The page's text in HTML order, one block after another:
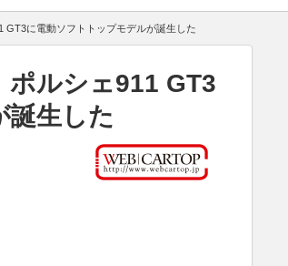
に電動ソフトトップモデルが誕生した
ルシェ911 GT3
誕生した